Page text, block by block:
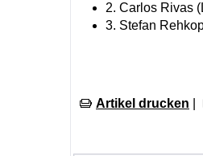
2. Carlos Rivas
3. Stefan
Artikel drucken